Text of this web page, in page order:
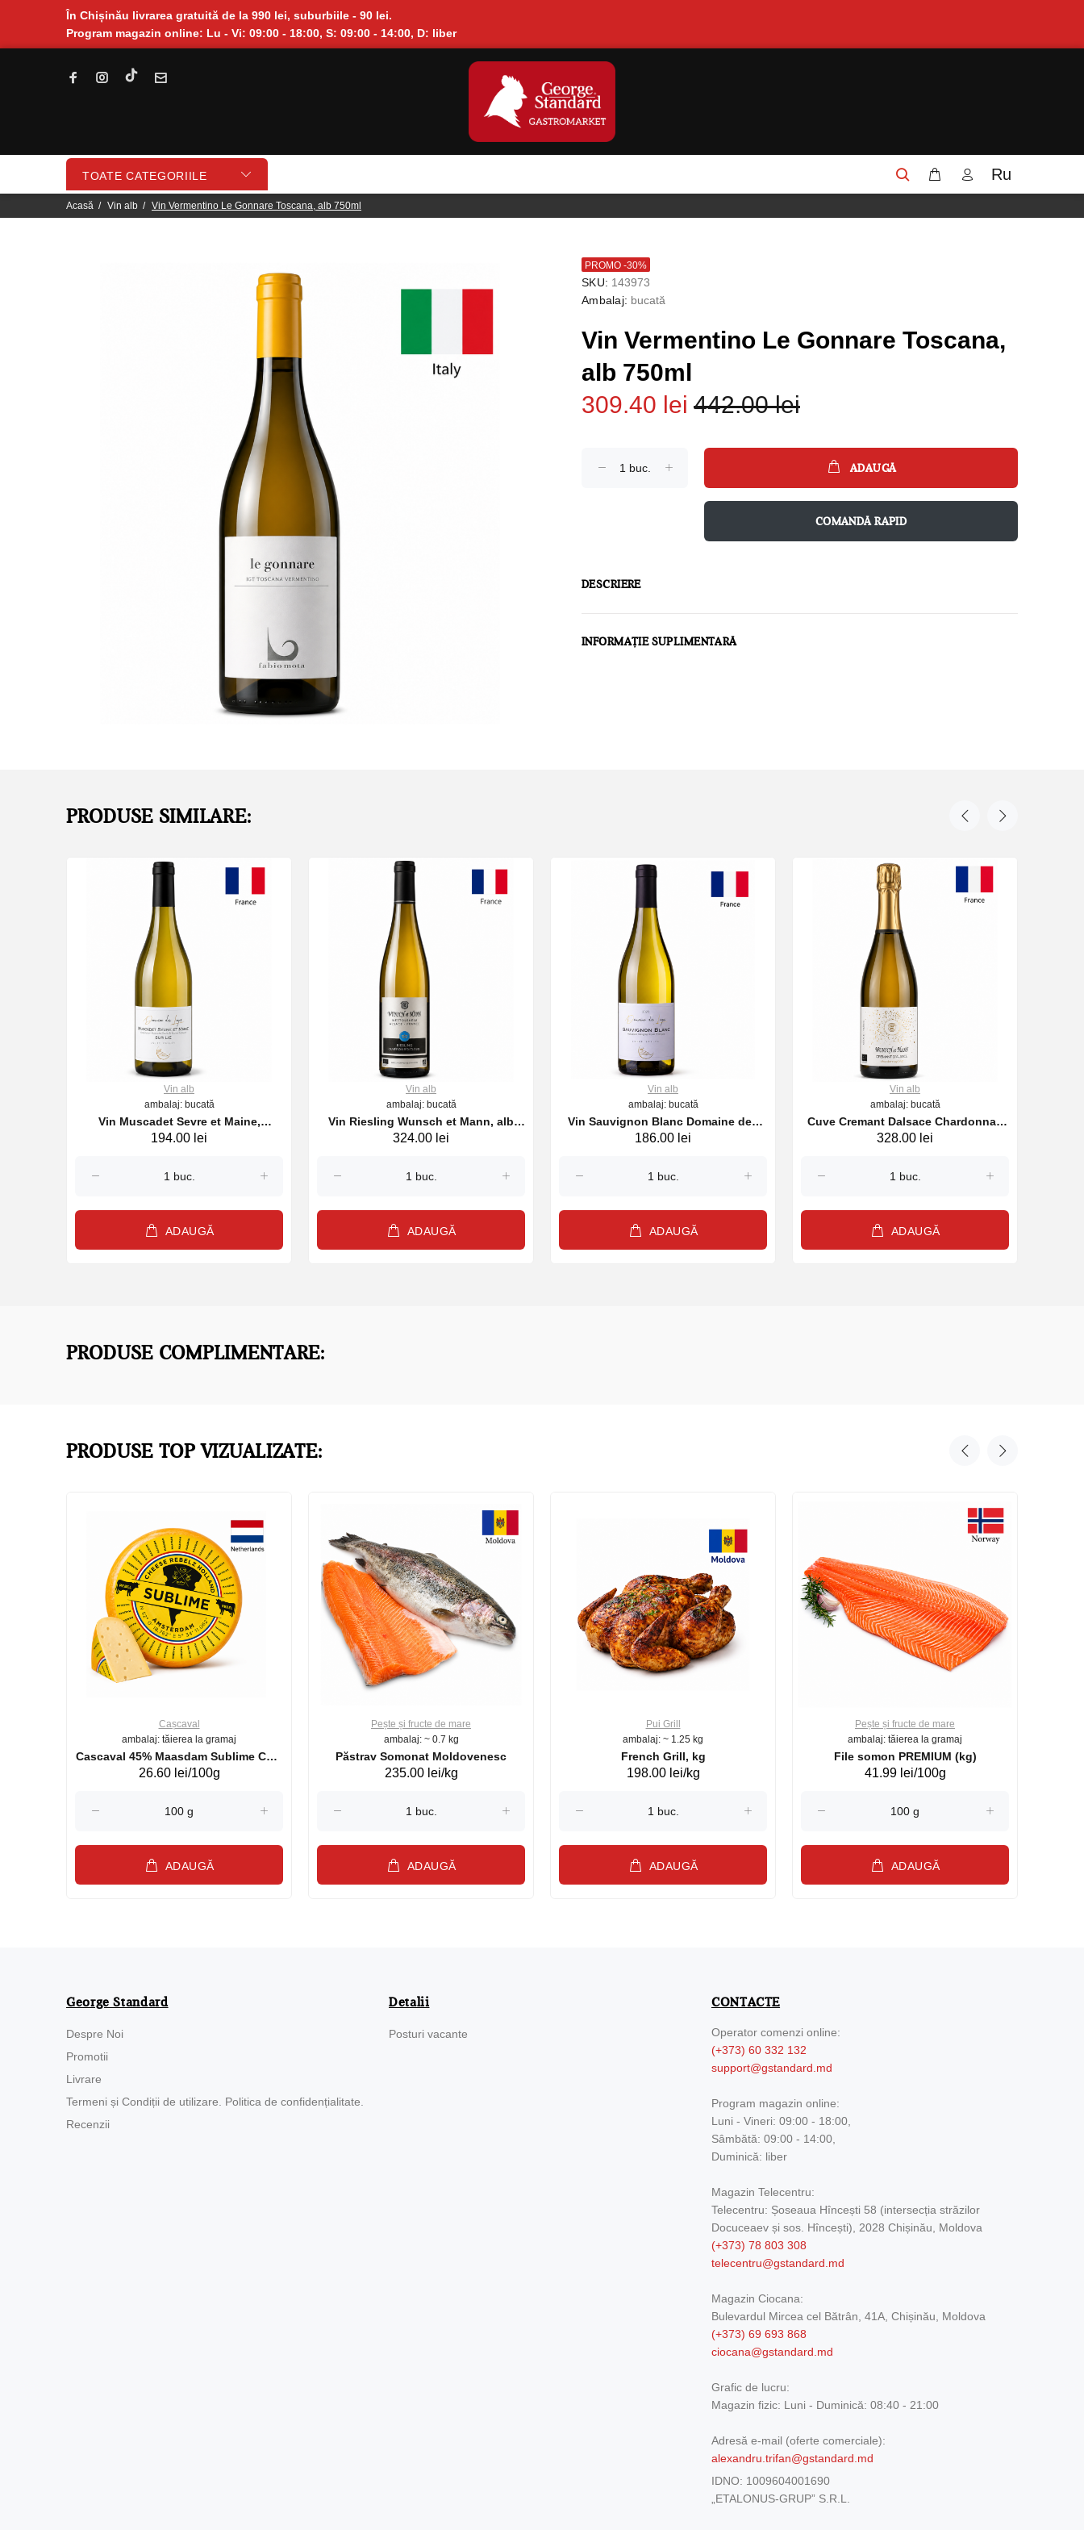
În Chișinău livrarea gratuită de la 990 lei, suburbiile - 90 lei.
Program magazin online: Lu - Vi: 09:00 - 18:00, S: 09:00 - 14:00, D: liber
TOATE CATEGORIILE Ru
Acasă Vin alb Vin Vermentino Le Gonnare Toscana, alb 750ml
PROMO -30%
SKU: 143973
Ambalaj: bucată
Vin Vermentino Le Gonnare Toscana,
alb 750ml
309.40 lei 442.00 lei
ADAUGĂ
COMANDĂ RAPID
DESCRIERE
INFORMAȚIE SUPLIMENTARĂ
PRODUSE SIMILARE:
Vin alb
ambalaj: bucată
Vin Muscadet Sevre et Maine,
Domaine des Loges, alb sec, 750ml,
194.00 lei
ADAUGĂ
Vin alb
ambalaj: bucată
Vin Riesling Wunsch et Mann, alb
sec, 750 ml, 2023
324.00 lei
ADAUGĂ
Vin alb
ambalaj: bucată
Vin Sauvignon Blanc Domaine des
Loges, alb sec, 750ml, 2024
186.00 lei
ADAUGĂ
Vin alb
ambalaj: bucată
Cuve Cremant Dalsace Chardonnay
Wunsch et Mann alb, 750 ml
328.00 lei
ADAUGĂ
PRODUSE COMPLIMENTARE:
PRODUSE TOP VIZUALIZATE:
Cașcaval
ambalaj: tăierea la gramaj
Cascaval 45% Maasdam Sublime Cow
(075002)
26.60 lei/100g
ADAUGĂ
Pește și fructe de mare
ambalaj: ~ 0.7 kg
Păstrav Somonat Moldovenesc
235.00 lei/kg
ADAUGĂ
Pui Grill
ambalaj: ~ 1.25 kg
French Grill, kg
198.00 lei/kg
ADAUGĂ
Pește și fructe de mare
ambalaj: tăierea la gramaj
File somon PREMIUM (kg)
41.99 lei/100g
ADAUGĂ
George Standard
Despre Noi
Promotii
Livrare
Termeni și Condiții de utilizare. Politica de confidențialitate.
Recenzii
Detalii
Posturi vacante
CONTACTE
Operator comenzi online:
(+373) 60 332 132
support@gstandard.md
Program magazin online:
Luni - Vineri: 09:00 - 18:00,
Sâmbătă: 09:00 - 14:00,
Duminică: liber
Magazin Telecentru:
Telecentru: Șoseaua Hîncești 58 (intersecția străzilor
Docuceaev și sos. Hîncești), 2028 Chișinău, Moldova
(+373) 78 803 308
telecentru@gstandard.md
Magazin Ciocana:
Bulevardul Mircea cel Bătrân, 41A, Chișinău, Moldova
(+373) 69 693 868
ciocana@gstandard.md
Grafic de lucru:
Magazin fizic: Luni - Duminică: 08:40 - 21:00
Adresă e-mail (oferte comerciale):
alexandru.trifan@gstandard.md
IDNO: 1009604001690
„ETALONUS-GRUP” S.R.L.